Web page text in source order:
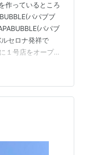
作っているところ
パパブブ
パパブ
セロナ発祥で
１号店をオープン
ます。 「世界一お
プトでお子さんだ
。 伝統のアメ細工
楽しませるパフ
いアート・キャ